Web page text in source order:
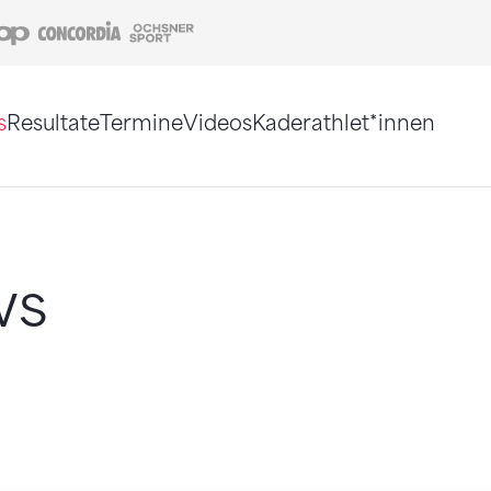
Coop Concordia
ResultateTermineVideosKaderathlet*innen